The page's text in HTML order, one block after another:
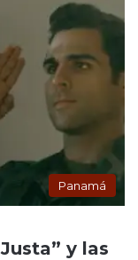
Panamá
y las